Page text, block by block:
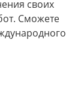
своих
Сможете